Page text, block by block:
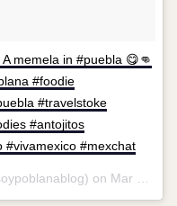
memela in #puebla 😋👊
#foodie
#travelstoke
#antojitos
#vivamexico #mexchat
on Mar 3, 2016 at 1:08pm PST